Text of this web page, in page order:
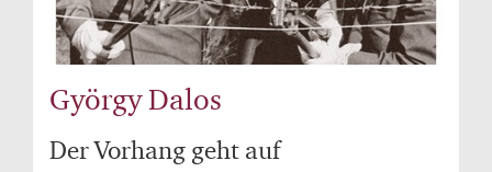
György Dalos
Der Vorhang geht auf